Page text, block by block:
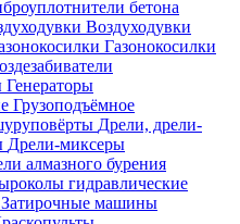
бетона
Воздуходувки
Газонокосилки
Генераторы
Грузоподъёмное
Дрели, дрели-
Дрели-миксеры
алмазного бурения
гидравлические
Затирочные машины